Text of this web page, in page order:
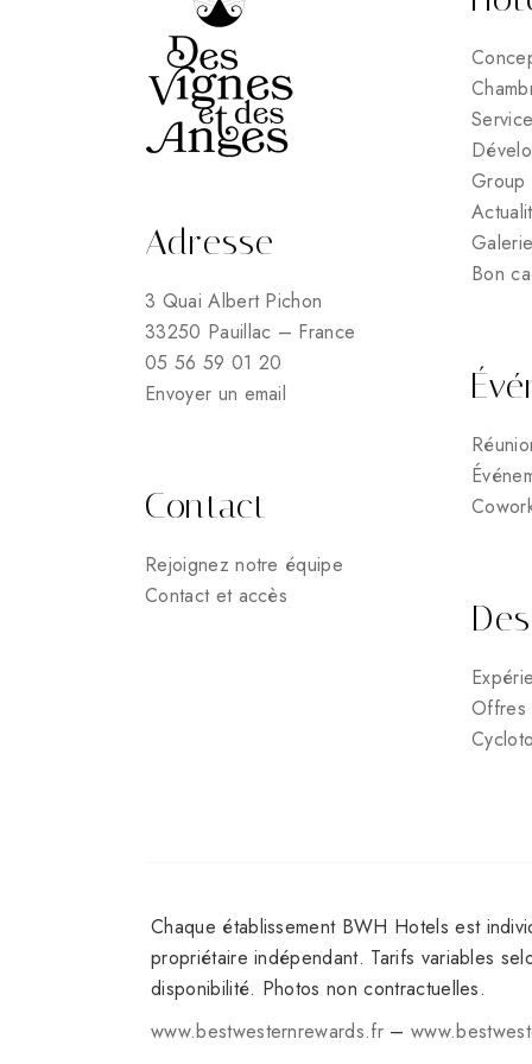
Adresse
3 Quai Albert Pichon
33250 Pauillac – France
05 56 59 01 20
Envoyer un email
Contact
Rejoignez notre équipe
Contact et accès
Bon
Offres
Chaque établissement BWH Hotels est
propriétaire indépendant. Tarifs variables
disponibilité. Photos non contractuelles.
www.bestwesternrewards.fr –